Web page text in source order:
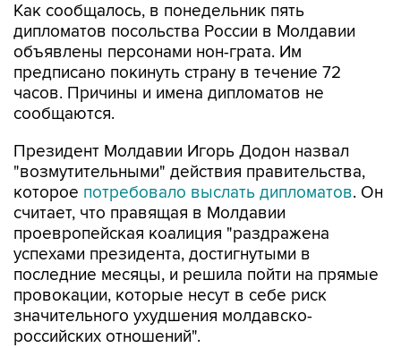
Как сообщалось, в понедельник пять
дипломатов посольства России в Молдавии
объявлены персонами нон-грата. Им
предписано покинуть страну в течение 72
часов. Причины и имена дипломатов не
сообщаются.
Президент Молдавии Игорь Додон назвал
"возмутительными" действия правительства,
которое потребовало выслать дипломатов. Он
считает, что правящая в Молдавии
проевропейская коалиция "раздражена
успехами президента, достигнутыми в
последние месяцы, и решила пойти на прямые
провокации, которые несут в себе риск
значительного ухудшения молдавско-
российских отношений".